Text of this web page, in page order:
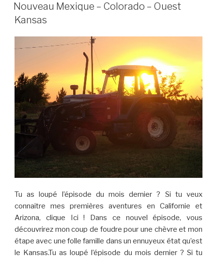
Nouveau Mexique – Colorado – Ouest
Kansas
Tu as loupé l’épisode du mois dernier ? Si tu veux
connaitre mes premières aventures en Californie et
Arizona, clique Ici ! Dans ce nouvel épisode, vous
découvrirez mon coup de foudre pour une chèvre et mon
étape avec une folle famille dans un ennuyeux état qu’est
le Kansas.Tu as loupé l’épisode du mois dernier ? Si tu